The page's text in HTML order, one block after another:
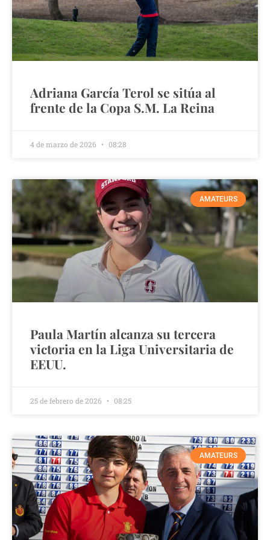
Adriana García Terol se sitúa al
frente de la Copa S.M. La Reina
4 de marzo de 2026 08:28
AMATEURS
Paula Martín alcanza su tercera
victoria en la Liga Universitaria de
EEUU.
25 de febrero de 2026 08:25
AMATEURS